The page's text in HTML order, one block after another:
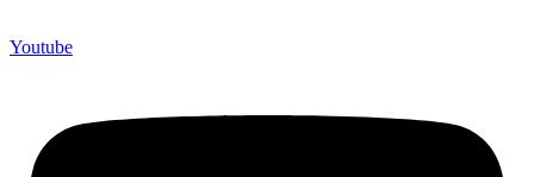
Youtube